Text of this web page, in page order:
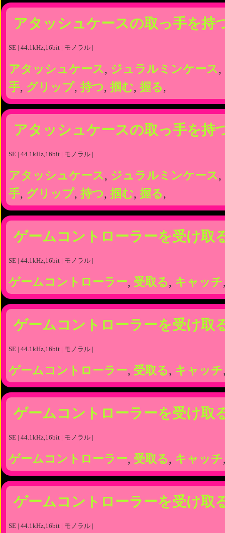
アタッシュケースの取っ手を持
SE | 44.1kHz,16bit | モノラル |
アタッシュケース, ジュラルミンケース,
手, グリップ, 持つ, 掴む, 握る,
アタッシュケースの取っ手を持
SE | 44.1kHz,16bit | モノラル |
アタッシュケース, ジュラルミンケース,
手, グリップ, 持つ, 掴む, 握る,
ゲームコントローラーを受け取
SE | 44.1kHz,16bit | モノラル |
ゲームコントローラー, 受取る, キャッチ
ゲームコントローラーを受け取
SE | 44.1kHz,16bit | モノラル |
ゲームコントローラー, 受取る, キャッチ
ゲームコントローラーを受け取
SE | 44.1kHz,16bit | モノラル |
ゲームコントローラー, 受取る, キャッチ
ゲームコントローラーを受け取
SE | 44.1kHz,16bit | モノラル |